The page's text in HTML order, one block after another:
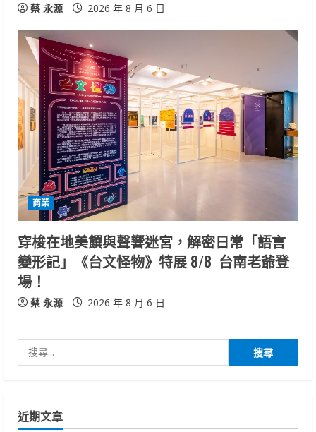
蔡 永源 2026 年 8 月 6 日
商業
穿梭在地美饌與聲響迷宮，解密日常「語言
變形記」《台文怪物》特展 8/8 台南老爺登
場！
蔡 永源 2026 年 8 月 6 日
尋
字:
近期文章